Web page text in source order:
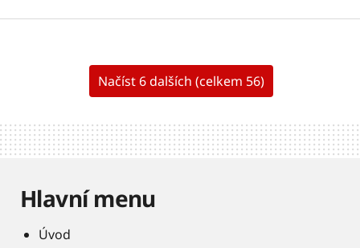
Načíst 6 dalších (celkem 56)
Hlavní menu
Úvod